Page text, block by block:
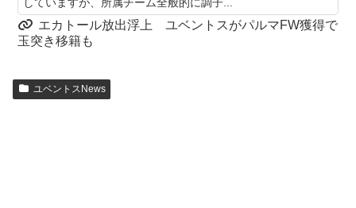
エカトール放出浮上 ユベントスがパルマFW獲得で
玉突き移籍も
ユベントスNews